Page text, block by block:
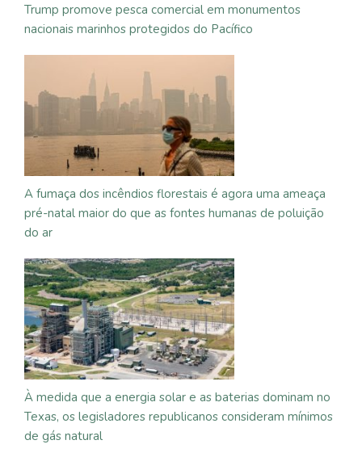
Trump promove pesca comercial em monumentos
nacionais marinhos protegidos do Pacífico
A fumaça dos incêndios florestais é agora uma ameaça
pré-natal maior do que as fontes humanas de poluição
do ar
À medida que a energia solar e as baterias dominam no
Texas, os legisladores republicanos consideram mínimos
de gás natural